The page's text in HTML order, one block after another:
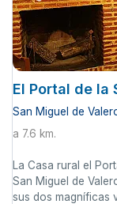
El Portal de la
San Miguel de
a 7.6 km.
La Casa rural el
San Miguel de
sus dos magníficas